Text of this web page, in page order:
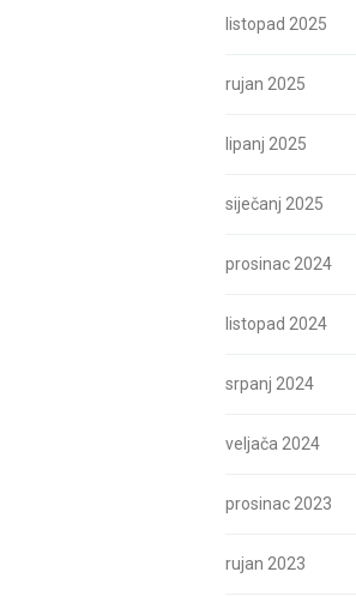
listopad 2025
rujan 2025
lipanj 2025
siječanj 2025
prosinac 2024
listopad 2024
srpanj 2024
veljača 2024
prosinac 2023
rujan 2023